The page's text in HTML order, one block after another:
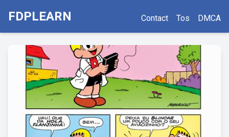
FDPLEARN Contact Tos DMCA